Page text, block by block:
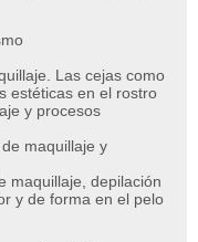
Las cejas como
estéticas en el rostro
y procesos
maquillaje y
maquillaje, depilación
y de forma en el pelo